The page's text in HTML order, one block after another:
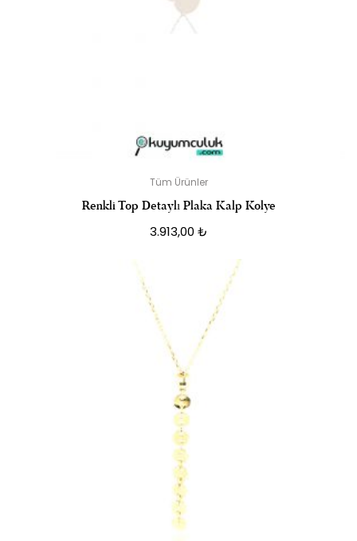
Tüm Ürünler
Renkli Top Detaylı Plaka Kalp Kolye
3.913,00 ₺